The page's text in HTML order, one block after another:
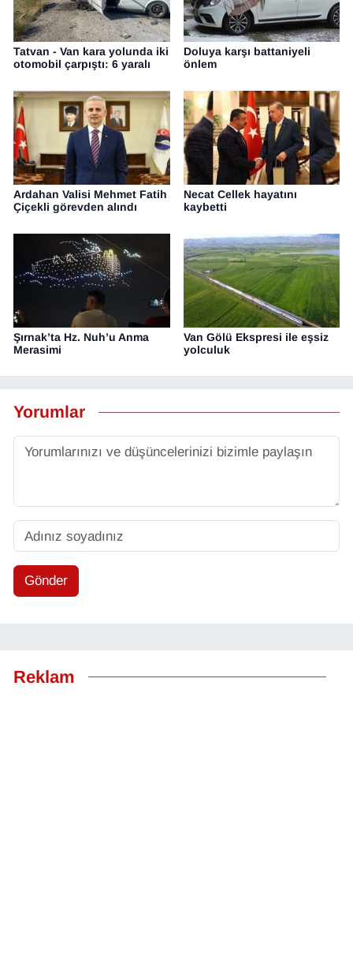
Tatvan - Van kara yolunda iki
otomobil çarpıştı: 6 yaralı
Doluya karşı battaniyeli
önlem
Ardahan Valisi Mehmet Fatih
Çiçekli görevden alındı
Necat Cellek hayatını
kaybetti
Şırnak’ta Hz. Nuh’u Anma
Merasimi
Van Gölü Ekspresi ile eşsiz
yolculuk
Yorumlar
Gönder
Reklam